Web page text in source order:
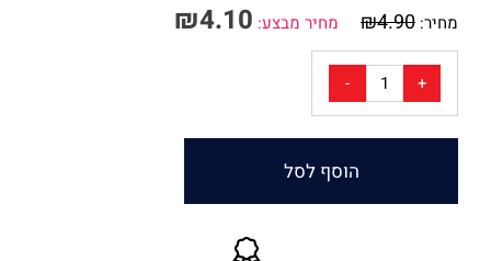
מחיר:
₪4.90 מחיר מבצע: ₪4.10
הוסף לסל